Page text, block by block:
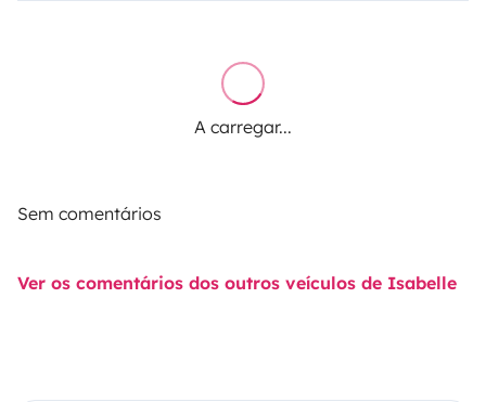
A carregar...
Sem comentários
Ver os comentários dos outros veículos de Isabelle